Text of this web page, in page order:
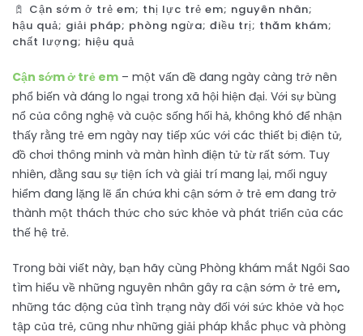
Cận sớm ở trẻ em; thị lực trẻ em; nguyên nhân;
hậu quả; giải pháp; phòng ngừa; điều trị; thăm khám;
chất lượng; hiệu quả
Cận sớm ở trẻ em – một vấn đề đang ngày càng trở nên
phổ biến và đáng lo ngại trong xã hội hiện đại. Với sự bùng
nổ của công nghệ và cuộc sống hối hả, không khó để nhận
thấy rằng trẻ em ngày nay tiếp xúc với các thiết bị điện tử,
đồ chơi thông minh và màn hình điện tử từ rất sớm. Tuy
nhiên, đằng sau sự tiện ích và giải trí mang lại, mối nguy
hiểm đang lặng lẽ ẩn chứa khi cận sớm ở trẻ em đang trở
thành một thách thức cho sức khỏe và phát triển của các
thế hệ trẻ.
Trong bài viết này, bạn hãy cùng Phòng khám mắt Ngôi Sao
tìm hiểu về những nguyên nhân gây ra cận sớm ở trẻ em,
những tác động của tình trạng này đối với sức khỏe và học
tập của trẻ, cũng như những giải pháp khắc phục và phòng